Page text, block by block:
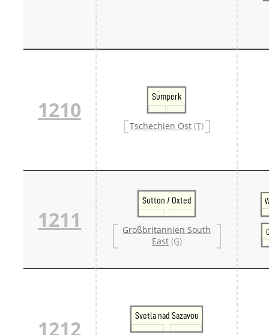
1210
Sumperk
Tschechien Ost (T)
1211
Sutton / Oxted
Großbritannien South
East (G)
1212
Svetla nad Sazavou